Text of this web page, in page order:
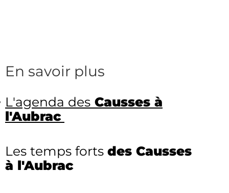
En savoir plus
L'agenda des Causses à
l'Aubrac
Les temps forts des Causses
à l'Aubrac